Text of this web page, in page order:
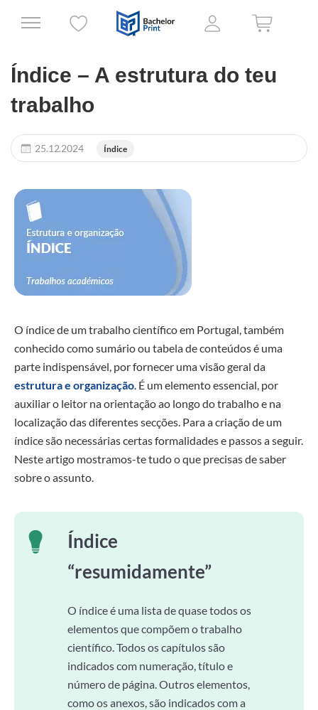
Índice – A estrutura do teu
trabalho
25.12.2024 Índice
O índice de um trabalho científico em Portugal, também
conhecido como sumário ou tabela de conteúdos é uma
parte indispensável, por fornecer uma visão geral da
estrutura e organização. É um elemento essencial, por
auxiliar o leitor na orientação ao longo do trabalho e na
localização das diferentes secções. Para a criação de um
índice são necessárias certas formalidades e passos a seguir.
Neste artigo mostramos-te tudo o que precisas de saber
sobre o assunto.
Índice
“resumidamente”
O índice é uma lista de quase todos os
elementos que compõem o trabalho
científico. Todos os capítulos são
indicados com numeração, título e
número de página. Outros elementos,
como os anexos, são indicados com a